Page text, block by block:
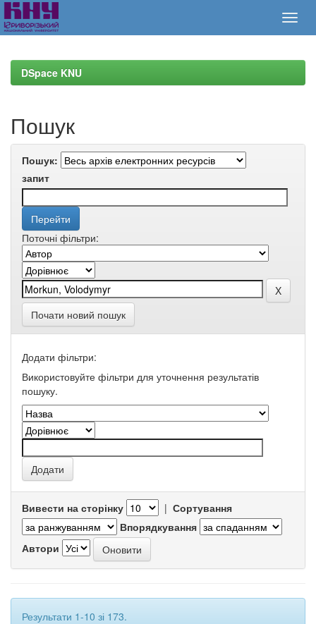
navigationDSpace KNU
Пошук
Пошук:
запит
Поточні фільтри:
Почати новий пошук
Додати фільтри:
Використовуйте фільтри для уточнення результатів
пошуку.
Вивести на сторінку | Сортування
Впорядкування
Автори
Результати 1-10 зі 173.